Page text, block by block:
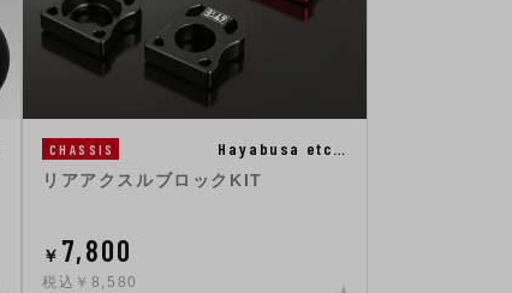
CHASSIS Hayabusa etc…
リアアクスルブロックKIT
￥ 7,800
税込￥8,580